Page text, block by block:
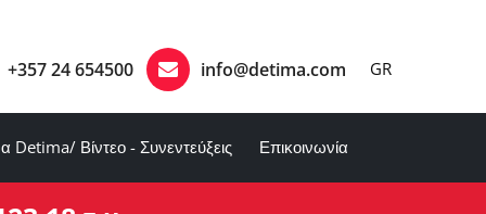
+357 24 654500 info@detima.com GR
Detima/ Βίντεο - Συνεντεύξεις Επικοινωνία